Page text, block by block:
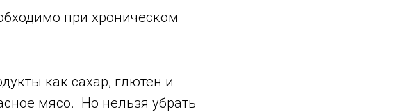
при хроническом
как сахар, глютен и
мясо. Но нельзя убрать